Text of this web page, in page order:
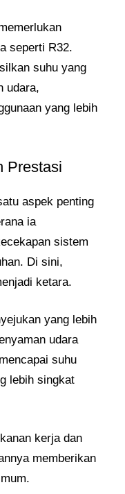
seperti R32.
suhu yang
udara,
yang lebih
Prestasi
aspek penting
ia
sistem
Di sini,
ketara.
yang lebih
udara
suhu
lebih singkat
kerja dan
memberikan